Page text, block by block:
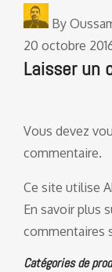
By
20 octobre
Laisser un
Vous devez
commentaire.
Ce site utilise
En savoir plus
commentaires
Catégories de